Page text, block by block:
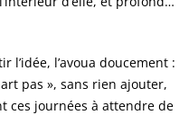
l’idée, l’avoua doucement :
pas », sans rien ajouter,
ces journées à attendre de